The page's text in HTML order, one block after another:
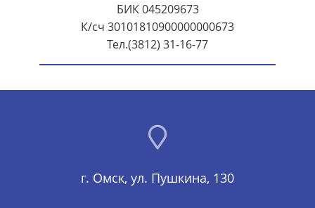
БИК 045209673
К/сч 30101810900000000673
Тел.(3812) 31-16-77
г. Омск, ул. Пушкина, 130